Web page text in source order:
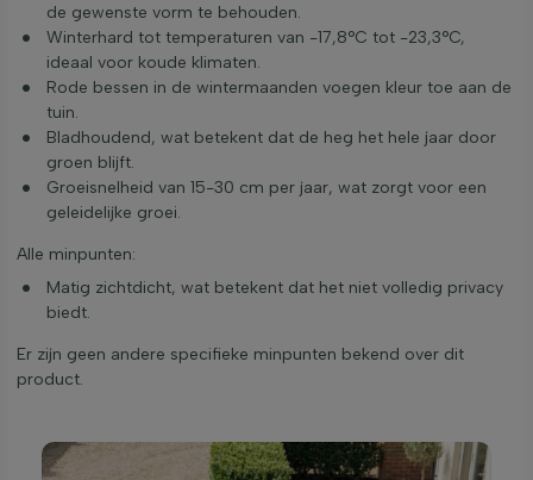
de gewenste vorm te behouden.
Winterhard tot temperaturen van -17,8°C tot -23,3°C,
ideaal voor koude klimaten.
Rode bessen in de wintermaanden voegen kleur toe aan de
tuin.
Bladhoudend, wat betekent dat de heg het hele jaar door
groen blijft.
Groeisnelheid van 15-30 cm per jaar, wat zorgt voor een
geleidelijke groei.
Alle minpunten:
Matig zichtdicht, wat betekent dat het niet volledig privacy
biedt.
Er zijn geen andere specifieke minpunten bekend over dit
product.